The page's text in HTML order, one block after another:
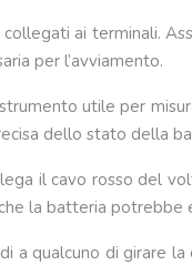
ai terminali.
per l’avviamento.
utile per
dello stato della
il cavo rosso del
la batteria potrebbe
a qualcuno di